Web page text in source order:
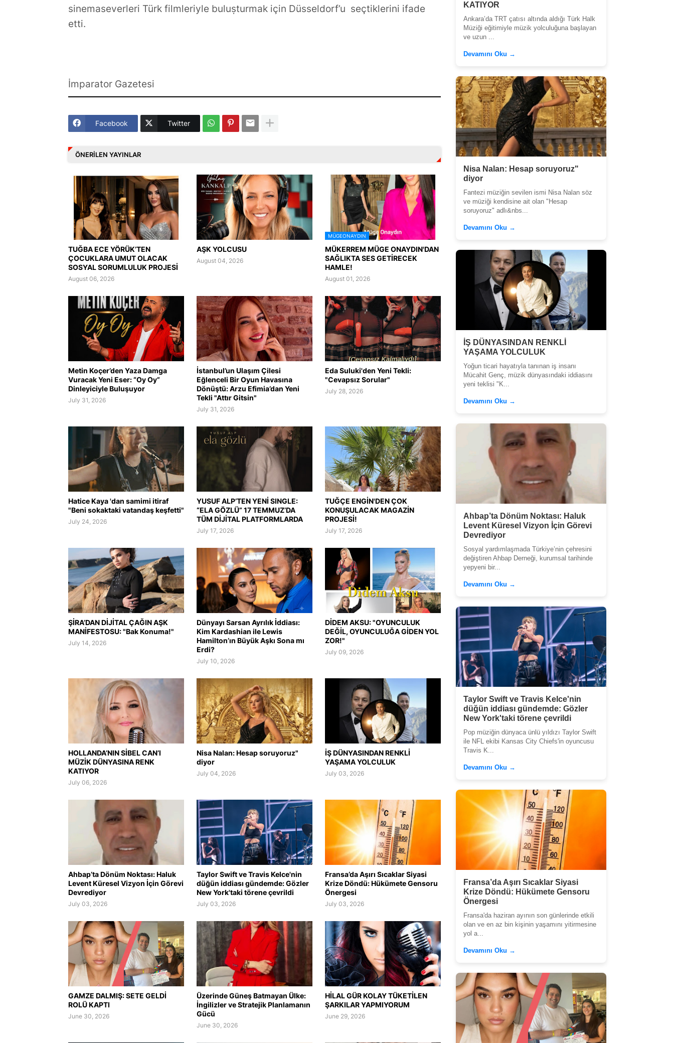
sinemaseverleri Türk filmleriyle buluṣturmak iҫin Düsseldorf’u seҫtiklerini ifade
etti.
İmparator Gazetesi
Facebook Twitter
ÖNERILEN YAYINLAR
TUĞBA ECE YÖRÜK’TEN
ÇOCUKLARA UMUT OLACAK
SOSYAL SORUMLULUK PROJESİ
August 06, 2026
AŞK YOLCUSU
August 04, 2026
MÜGEONAYDIN
MÜKERREM MÜGE ONAYDIN'DAN
SAĞLIKTA SES GETİRECEK
HAMLE!
August 01, 2026
Metin Koçer’den Yaza Damga
Vuracak Yeni Eser: “Oy Oy”
Dinleyiciyle Buluşuyor
July 31, 2026
İstanbul’un Ulaşım Çilesi
Eğlenceli Bir Oyun Havasına
Dönüştü: Arzu Efimia’dan Yeni
Tekli "Attır Gitsin"
July 31, 2026
Eda Suluki'den Yeni Tekli:
"Cevapsız Sorular"
July 28, 2026
Hatice Kaya 'dan samimi itiraf
"Beni sokaktaki vatandaş keşfetti"
July 24, 2026
YUSUF ALP’TEN YENİ SINGLE:
“ELA GÖZLÜ” 17 TEMMUZ’DA
TÜM DİJİTAL PLATFORMLARDA
July 17, 2026
TUĞÇE ENGİN'DEN ÇOK
KONUŞULACAK MAGAZİN
PROJESİ!
July 17, 2026
ŞİRA’DAN DİJİTAL ÇAĞIN AŞK
MANİFESTOSU: "Bak Konuma!"
July 14, 2026
Dünyayı Sarsan Ayrılık İddiası:
Kim Kardashian ile Lewis
Hamilton’ın Büyük Aşkı Sona mı
Erdi?
July 10, 2026
DİDEM AKSU: "OYUNCULUK
DEĞİL, OYUNCULUĞA GİDEN YOL
ZOR!"
July 09, 2026
HOLLANDA’NIN SİBEL CAN’I
MÜZİK DÜNYASINA RENK
KATIYOR
July 06, 2026
Nisa Nalan: Hesap soruyoruz"
diyor
July 04, 2026
İŞ DÜNYASINDAN RENKLİ
YAŞAMA YOLCULUK
July 03, 2026
Ahbap’ta Dönüm Noktası: Haluk
Levent Küresel Vizyon İçin Görevi
Devrediyor
July 03, 2026
Taylor Swift ve Travis Kelce'nin
düğün iddiası gündemde: Gözler
New York'taki törene çevrildi
July 03, 2026
Fransa’da Aşırı Sıcaklar Siyasi
Krize Döndü: Hükümete Gensoru
Önergesi
July 03, 2026
GAMZE DALMIŞ: SETE GELDİ
ROLÜ KAPTI
June 30, 2026
Üzerinde Güneş Batmayan Ülke:
İngilizler ve Stratejik Planlamanın
Gücü
June 30, 2026
HİLAL GÜR KOLAY TÜKETİLEN
ŞARKILAR YAPMIYORUM
June 29, 2026
KATIYOR
Ankara’da TRT çatısı altında aldığı Türk Halk
Müziği eğitimiyle müzik yolculuğuna başlayan
ve uzun ...
Devamını Oku →
Nisa Nalan: Hesap soruyoruz"
diyor
Fantezi müziğin sevilen ismi Nisa Nalan söz
ve müziği kendisine ait olan "Hesap
soruyoruz" adlı&nbs...
Devamını Oku →
İŞ DÜNYASINDAN RENKLİ
YAŞAMA YOLCULUK
Yoğun ticari hayatıyla tanınan iş insanı
Mücahit Genç, müzik dünyasındaki iddiasını
yeni teklisi "K...
Devamını Oku →
Ahbap’ta Dönüm Noktası: Haluk
Levent Küresel Vizyon İçin Görevi
Devrediyor
Sosyal yardımlaşmada Türkiye’nin çehresini
değiştiren Ahbap Derneği, kurumsal tarihinde
yepyeni bir...
Devamını Oku →
Taylor Swift ve Travis Kelce'nin
düğün iddiası gündemde: Gözler
New York'taki törene çevrildi
Pop müziğin dünyaca ünlü yıldızı Taylor Swift
ile NFL ekibi Kansas City Chiefs'in oyuncusu
Travis K...
Devamını Oku →
Fransa’da Aşırı Sıcaklar Siyasi
Krize Döndü: Hükümete Gensoru
Önergesi
Fransa'da haziran ayının son günlerinde etkili
olan ve en az bin kişinin yaşamını yitirmesine
yol a...
Devamını Oku →